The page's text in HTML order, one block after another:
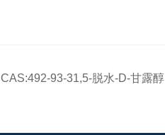
CAS:492-93-31,5-脱水-D-甘露醇